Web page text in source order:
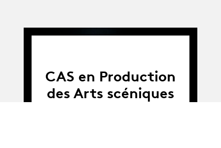
CAS en Production
des Arts scéniques